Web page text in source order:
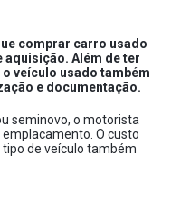
comprar carro usado
aquisição. Além de ter
veículo usado também
e documentação.
seminovo, o motorista
O custo
tipo de veículo também